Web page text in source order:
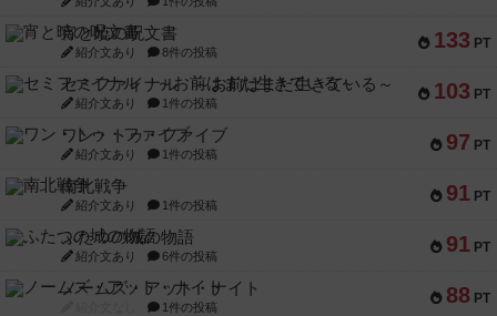
133 PT
宵と暁の呪文書
紹介文あり 8件の投稿
103 PT
セミファイナル ～お前はまだ生きている～
紹介文あり 1件の投稿
97 PT
ワン・トゥ・ファイブ
紹介文あり 1件の投稿
91 PT
南北戦争
紹介文あり 1件の投稿
91 PT
ふたつの城の物語
紹介文あり 6件の投稿
88 PT
ノームズ・アット・ナイト
1件の投稿